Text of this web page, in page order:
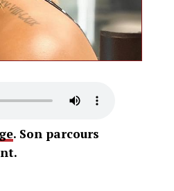
. Son parcours